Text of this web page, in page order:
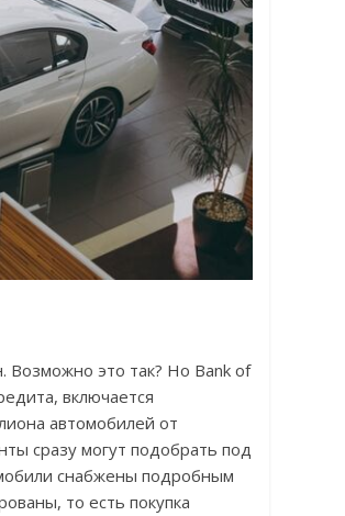
Возможно это так? Но Bank of
включается
автомобилей от
сразу могут подобрать под
снабжены подробным
то есть покупка